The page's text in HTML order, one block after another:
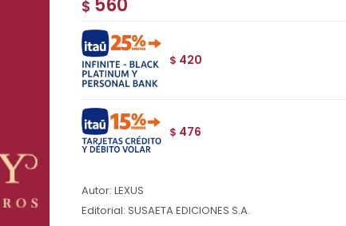
$ 560
$ 420
$ 476
Autor: LEXUS
Editorial: SUSAETA EDICIONES S.A.